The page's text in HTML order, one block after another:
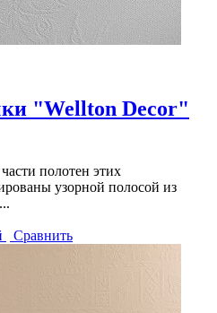
"Wellton Decor"
полотен этих
узорной полосой из
Сравнить